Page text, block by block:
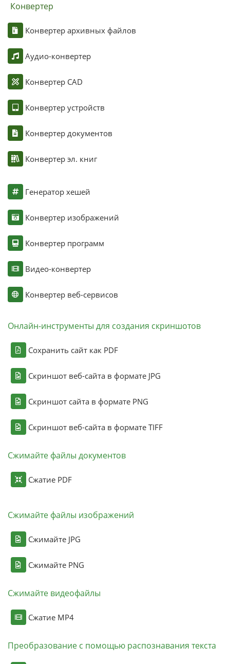
Конвертер
Конвертер архивных файлов
Аудио-конвертер
Конвертер CAD
Конвертер устройств
Конвертер документов
Конвертер эл. книг
Генератор хешей
Конвертер изображений
Конвертер программ
Видео-конвертер
Конвертер веб-сервисов
Онлайн-инструменты для создания скриншотов
Сохранить сайт как PDF
Скриншот веб-сайта в формате JPG
Скриншот сайта в формате PNG
Скриншот веб-сайта в формате TIFF
Сжимайте файлы документов
Сжатие PDF
Сжимайте файлы изображений
Сжимайте JPG
Сжимайте PNG
Сжимайте видеофайлы
Сжатие MP4
Преобразование с помощью распознавания текста